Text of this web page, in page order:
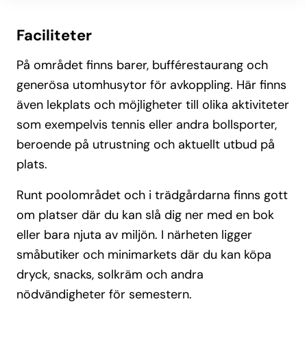
Faciliteter
På området finns barer, bufférestaurang och
generösa utomhusytor för avkoppling. Här finns
även lekplats och möjligheter till olika aktiviteter
som exempelvis tennis eller andra bollsporter,
beroende på utrustning och aktuellt utbud på
plats.
Runt poolområdet och i trädgårdarna finns gott
om platser där du kan slå dig ner med en bok
eller bara njuta av miljön. I närheten ligger
småbutiker och minimarkets där du kan köpa
dryck, snacks, solkräm och andra
nödvändigheter för semestern.